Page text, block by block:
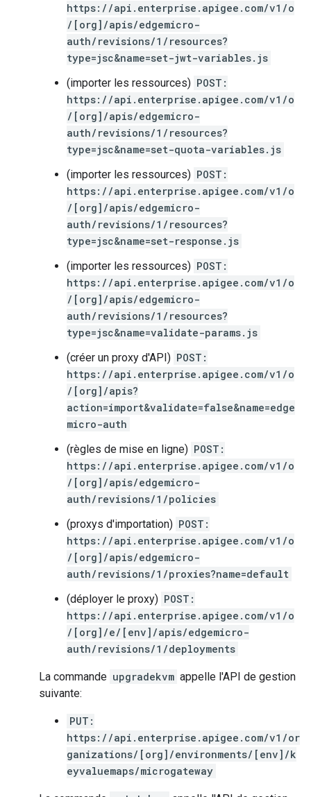
https://api.enterprise.apigee.com/v1/o
/[org]/apis/edgemicro-
auth/revisions/1/resources?
type=jsc&name=set-jwt-variables.js
(importer les ressources) POST:
https://api.enterprise.apigee.com/v1/o
/[org]/apis/edgemicro-
auth/revisions/1/resources?
type=jsc&name=set-quota-variables.js
(importer les ressources) POST:
https://api.enterprise.apigee.com/v1/o
/[org]/apis/edgemicro-
auth/revisions/1/resources?
type=jsc&name=set-response.js
(importer les ressources) POST:
https://api.enterprise.apigee.com/v1/o
/[org]/apis/edgemicro-
auth/revisions/1/resources?
type=jsc&name=validate-params.js
(créer un proxy d'API) POST:
https://api.enterprise.apigee.com/v1/o
/[org]/apis?
action=import&validate=false&name=edge
micro-auth
(règles de mise en ligne) POST:
https://api.enterprise.apigee.com/v1/o
/[org]/apis/edgemicro-
auth/revisions/1/policies
(proxys d'importation) POST:
https://api.enterprise.apigee.com/v1/o
/[org]/apis/edgemicro-
auth/revisions/1/proxies?name=default
(déployer le proxy) POST:
https://api.enterprise.apigee.com/v1/o
/[org]/e/[env]/apis/edgemicro-
auth/revisions/1/deployments
La commande upgradekvm appelle l'API de gestion
suivante:
PUT:
https://api.enterprise.apigee.com/v1/or
ganizations/[org]/environments/[env]/k
eyvaluemaps/microgateway